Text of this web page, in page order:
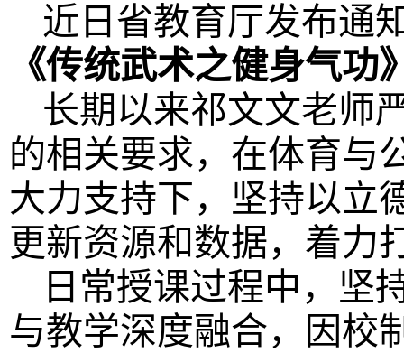
近日省教育厅发布通
《传统武术之健身气
长期以来祁文文老师
的相关要求，在体育与
大力支持下，坚持以立
更新资源和数据，着力
日常授课过程中，坚
与教学深度融合，因校